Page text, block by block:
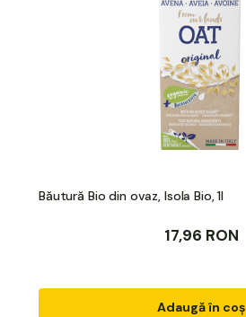
Băutură Bio din ovaz, Isola Bio, 1l
17,96 RON
Adaugă în coș